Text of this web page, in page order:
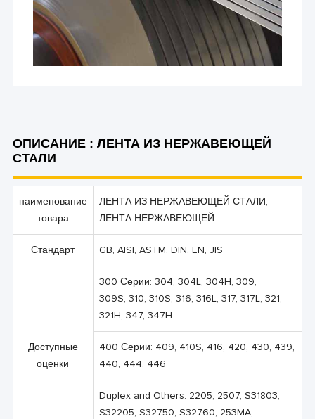
ОПИСАНИЕ : ЛЕНТА ИЗ НЕРЖАВЕЮЩЕЙ
СТАЛИ
наименование
товара
ЛЕНТА ИЗ НЕРЖАВЕЮЩЕЙ СТАЛИ,
ЛЕНТА НЕРЖАВЕЮЩЕЙ
Стандарт GB, AISI, ASTM, DIN, EN, JIS
Доступные
оценки
300 Серии: 304, 304L, 304H, 309,
309S, 310, 310S, 316, 316L, 317, 317L, 321,
321H, 347, 347H
400 Серии: 409, 410S, 416, 420, 430, 439,
440, 444, 446
Duplex and Others: 2205, 2507, S31803,
S32205, S32750, S32760, 253MA,